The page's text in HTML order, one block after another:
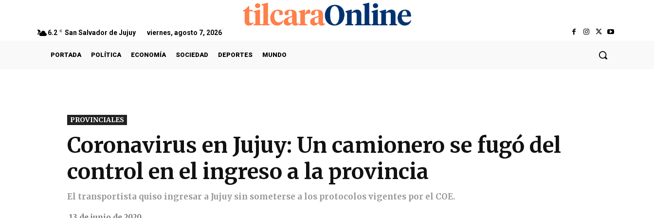
6.2 C San Salvador de Jujuy viernes, agosto 7, 2026
PORTADA POLÍTICA ECONOMÍA SOCIEDAD DEPORTES MUNDO
PROVINCIALES
Coronavirus en Jujuy: Un camionero se fugó del
control en el ingreso a la provincia
El transportista quiso ingresar a Jujuy sin someterse a los protocolos vigentes por el COE.